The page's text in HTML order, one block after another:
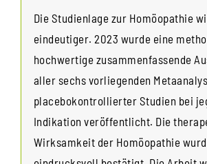
Die Studienlage zur Homöopathie
eindeutiger. 2023 wurde eine
hochwertige zusammenfassende
aller sechs vorliegenden
placebokontrollierter Studien bei
Indikation veröffentlicht. Die
Wirksamkeit der Homöopathie